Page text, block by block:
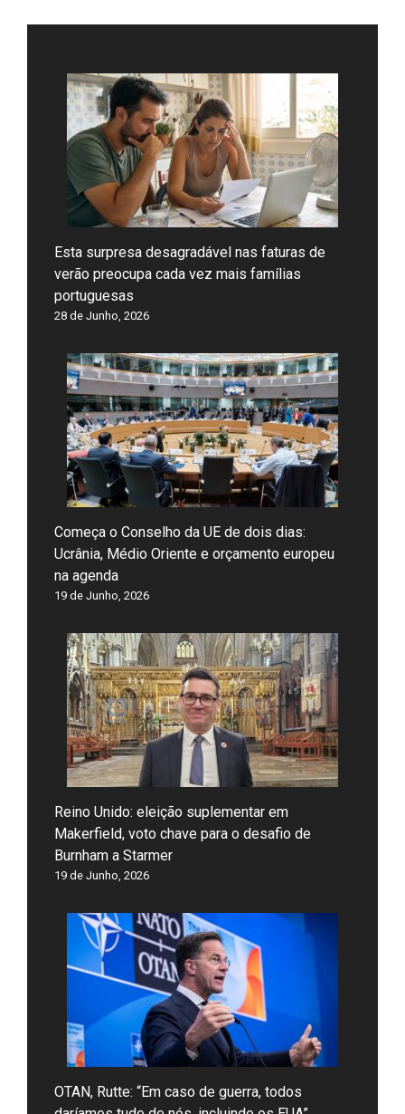
Esta surpresa desagradável nas faturas de
verão preocupa cada vez mais famílias
portuguesas
28 de Junho, 2026
Começa o Conselho da UE de dois dias:
Ucrânia, Médio Oriente e orçamento europeu
na agenda
19 de Junho, 2026
Reino Unido: eleição suplementar em
Makerfield, voto chave para o desafio de
Burnham a Starmer
19 de Junho, 2026
OTAN, Rutte: “Em caso de guerra, todos